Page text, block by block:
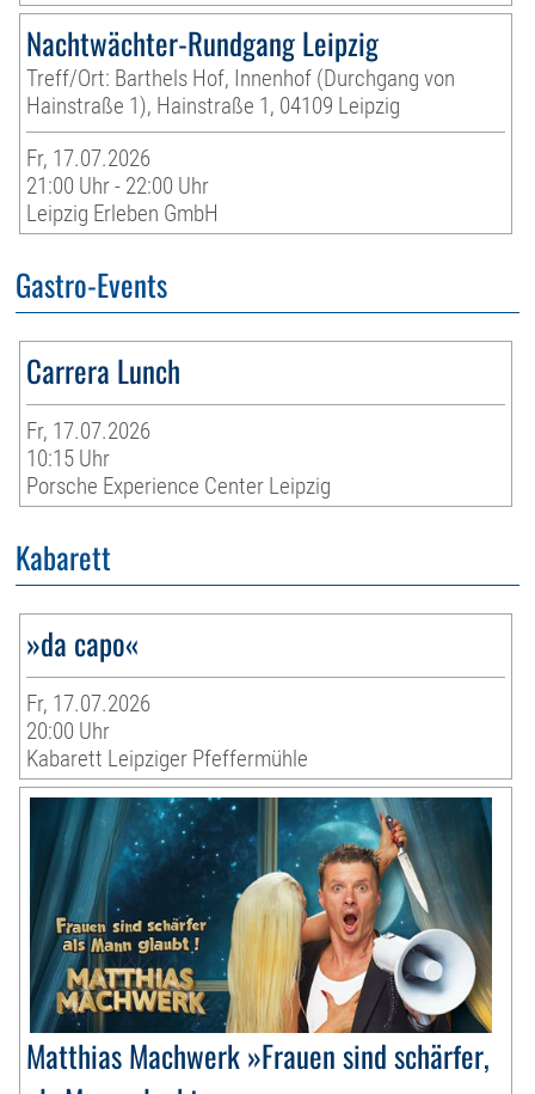
Nachtwächter-Rundgang Leipzig
Treff/Ort: Barthels Hof, Innenhof (Durchgang von
Hainstraße 1), Hainstraße 1, 04109 Leipzig
Fr, 17.07.2026
21:00 Uhr - 22:00 Uhr
Leipzig Erleben GmbH
Gastro-Events
Carrera Lunch
Fr, 17.07.2026
10:15 Uhr
Porsche Experience Center Leipzig
Kabarett
»da capo«
Fr, 17.07.2026
20:00 Uhr
Kabarett Leipziger Pfeffermühle
Matthias Machwerk »Frauen sind schärfer,